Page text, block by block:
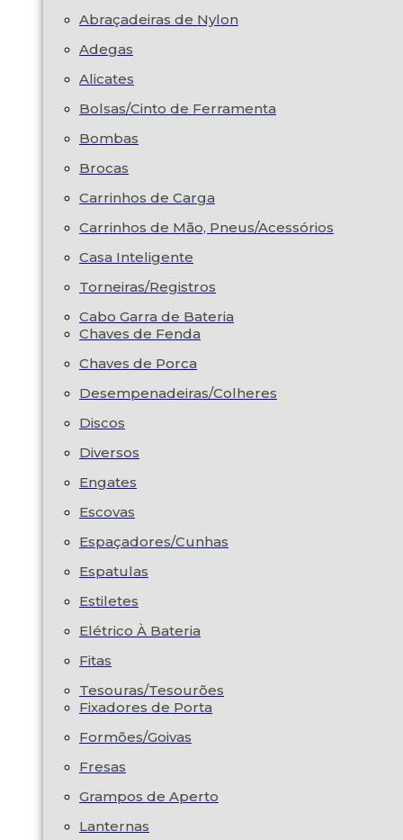
Abraçadeiras de Nylon
Adegas
Alicates
Bolsas/Cinto de Ferramenta
Bombas
Brocas
Carrinhos de Carga
Carrinhos de Mão, Pneus/Acessórios
Casa Inteligente
Torneiras/Registros
Cabo Garra de Bateria
Chaves de Fenda
Chaves de Porca
Desempenadeiras/Colheres
Discos
Diversos
Engates
Escovas
Espaçadores/Cunhas
Espatulas
Estiletes
Elétrico À Bateria
Fitas
Tesouras/Tesourões
Fixadores de Porta
Formões/Goivas
Fresas
Grampos de Aperto
Lanternas